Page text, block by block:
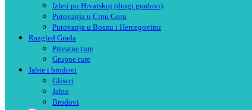
Izleti po Hrvatskoj (drugi gradovi)
Putovanja u Crnu Goru
Putovanja u Bosnu i Hercegovinu
Razgled Grada
Privatne ture
Grupne ture
Jahte i brodovi
Gliseri
Jahte
Brodovi